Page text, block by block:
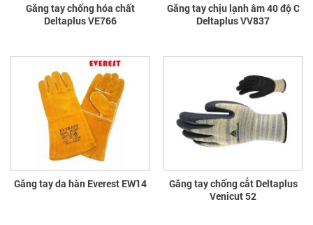
Găng tay chống hóa chất
Deltaplus VE766
Găng tay chịu lạnh âm 40 độ C
Deltaplus VV837
Găng tay da hàn Everest EW14
Găng tay chống cắt Deltaplus
Venicut 52